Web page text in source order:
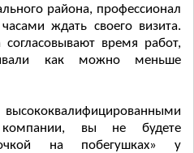
района, профессионал
ждать своего визита.
время работ,
как можно меньше
компании, вы не будете
на побегушках» у